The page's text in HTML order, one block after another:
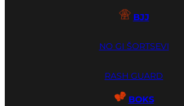
BJJ
NO GI ŠORTSEVI
RASH GUARD
BOKS